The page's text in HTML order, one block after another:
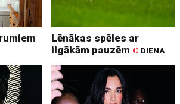
Lēnākas spēles ar
ilgākām pauzēm © DIENA